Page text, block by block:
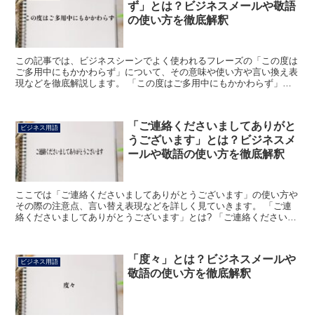
ず」とは？ビジネスメールや敬語
の使い方を徹底解釈
この記事では、ビジネスシーンでよく使われるフレーズの「この度は
ご多用中にもかかわらず」について、その意味や使い方や言い換え表
現などを徹底解説します。 「この度はご多用中にもかかわらず」と
ビジネス用語
「ご連絡くださいましてありがと
うございます」とは？ビジネスメ
ールや敬語の使い方を徹底解釈
ここでは「ご連絡くださいましてありがとうございます」の使い方や
その際の注意点、言い替え表現などを詳しく見ていきます。 「ご連
絡くださいましてありがとうございます」とは? 「ご連絡くださいま
ビジネス用語
「度々」とは？ビジネスメールや
敬語の使い方を徹底解釈